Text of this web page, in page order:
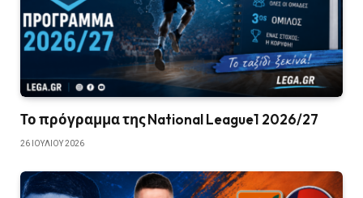
Το πρόγραμμα της National League1 2026/27
26 ΙΟΥΛΊΟΥ 2026